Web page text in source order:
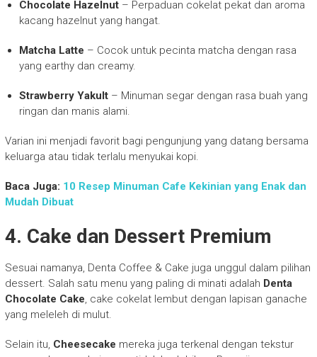
Chocolate Hazelnut– Perpaduan cokelat pekat dan aroma
kacang hazelnut yang hangat.
Matcha Latte – Cocok untuk pecinta matcha dengan rasa
yang earthy dan creamy.
Strawberry Yakult– Minuman segar dengan rasa buah yang
ringan dan manis alami.
Varian ini menjadi favorit bagi pengunjung yang datang bersama
keluarga atau tidak terlalu menyukai kopi.
Baca Juga: 10 Resep Minuman Cafe Kekinian yang Enak dan
Mudah Dibuat
4. Cake dan Dessert Premium
Sesuai namanya, Denta Coffee & Cake juga unggul dalam pilihan
dessert. Salah satu menu yang paling di minati adalah Denta
Chocolate Cake, cake cokelat lembut dengan lapisan ganache
yang meleleh di mulut.
Selain itu, Cheesecake mereka juga terkenal dengan tekstur